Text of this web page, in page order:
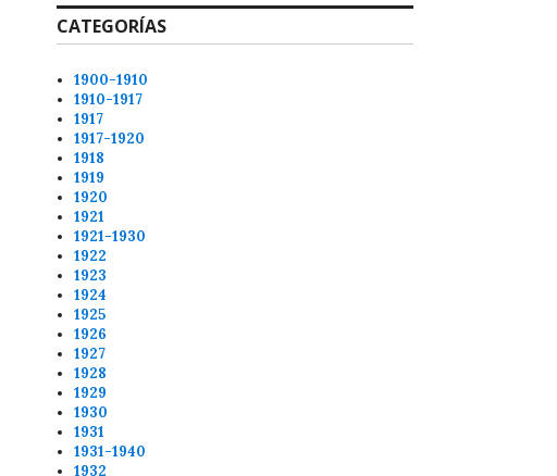
CATEGORÍAS
1900-1910
1910-1917
1917
1917-1920
1918
1919
1920
1921
1921-1930
1922
1923
1924
1925
1926
1927
1928
1929
1930
1931
1931-1940
1932